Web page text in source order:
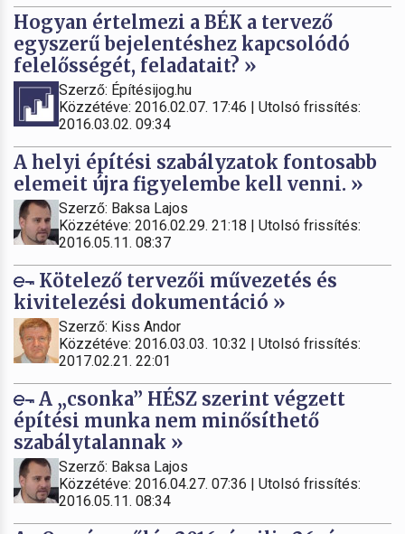
Hogyan értelmezi a BÉK a tervező
egyszerű bejelentéshez kapcsolódó
felelősségét, feladatait? »
Szerző: Építésijog.hu
Közzétéve: 2016.02.07. 17:46 | Utolsó frissítés:
2016.03.02. 09:34
A helyi építési szabályzatok fontosabb
elemeit újra figyelembe kell venni. »
Szerző: Baksa Lajos
Közzétéve: 2016.02.29. 21:18 | Utolsó frissítés:
2016.05.11. 08:37
Kötelező tervezői művezetés és
kivitelezési dokumentáció »
Szerző: Kiss Andor
Közzétéve: 2016.03.03. 10:32 | Utolsó frissítés:
2017.02.21. 22:01
A „csonka” HÉSZ szerint végzett
építési munka nem minősíthető
szabálytalannak »
Szerző: Baksa Lajos
Közzétéve: 2016.04.27. 07:36 | Utolsó frissítés:
2016.05.11. 08:34